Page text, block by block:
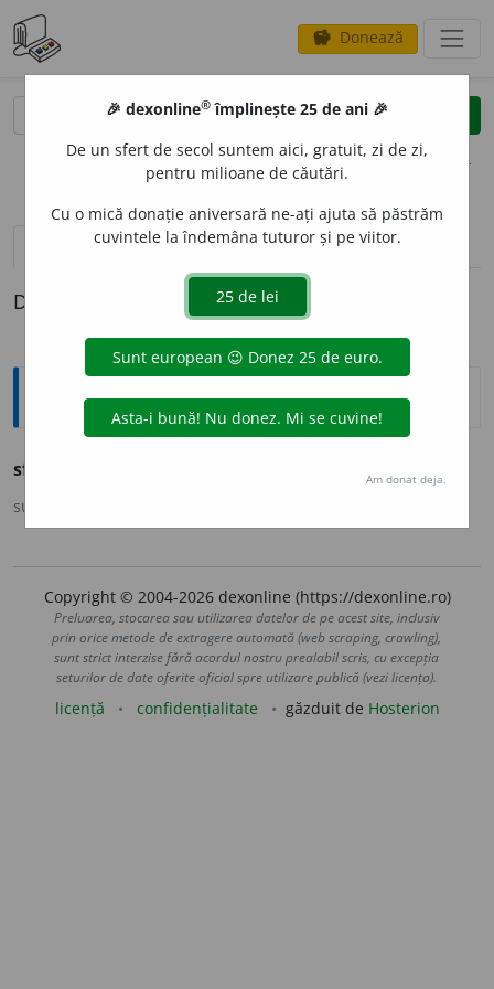
savings Donează
clear
opțiuni
definiții (1)
Definiția cu ID-ul 1164156:
Ortografice DOOM
sfiesc
sursa:
Copyright © 2004-2026 dexonline (https://dexonline.ro)
Preluarea, stocarea sau utilizarea datelor de pe acest site, inclusiv
prin orice metode de extragere automată (web scraping, crawling),
sunt strict interzise fără acordul nostru prealabil scris, cu excepția
seturilor de date oferite oficial spre utilizare publică (vezi licența).
licență confidențialitate găzduit de Hosterion
🎉 dexonline® împlinește 25 de ani 🎉
De un sfert de secol suntem aici, gratuit, zi de zi,
pentru milioane de căutări.
Cu o mică donație aniversară ne-ați ajuta să păstrăm
cuvintele la îndemâna tuturor și pe viitor.
Am donat deja.